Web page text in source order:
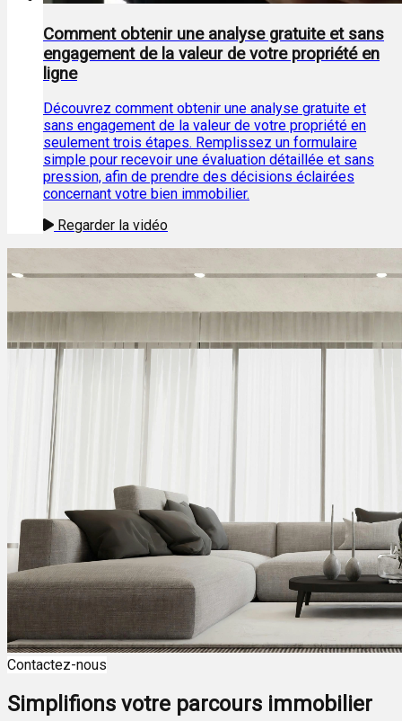
Comment obtenir une analyse gratuite et sans
engagement de la valeur de votre propriété en
ligne
Découvrez comment obtenir une analyse gratuite et
sans engagement de la valeur de votre propriété en
seulement trois étapes. Remplissez un formulaire
simple pour recevoir une évaluation détaillée et sans
pression, afin de prendre des décisions éclairées
concernant votre bien immobilier.
Regarder la vidéo
Contactez-nous
Simplifions votre parcours immobilier